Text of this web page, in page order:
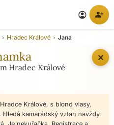
account_circle person_add
✕
Hradec Králové Jana
Hradec Králové
Králové, s blond vlasy,
kamarádský vztah navždy.